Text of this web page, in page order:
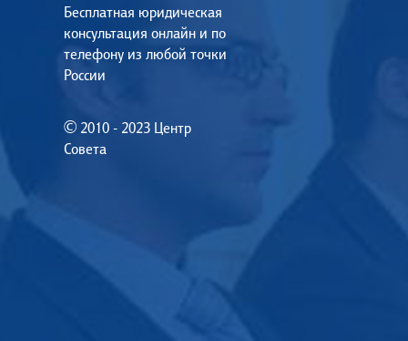
Бесплатная юридическая
консультация онлайн и по
телефону из любой точки
России
© 2010 - 2023 Центр
Совета